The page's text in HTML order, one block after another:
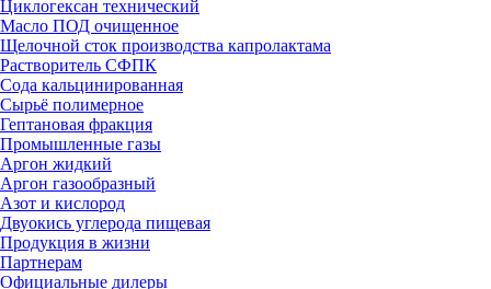
Циклогексан технический
Масло ПОД очищенное
Щелочной сток производства капролактама
Растворитель СФПК
Сода кальцинированная
Сырьё полимерное
Гептановая фракция
Промышленные газы
Аргон жидкий
Аргон газообразный
Азот и кислород
Двуокись углерода пищевая
Продукция в жизни
Партнерам
Официальные дилеры